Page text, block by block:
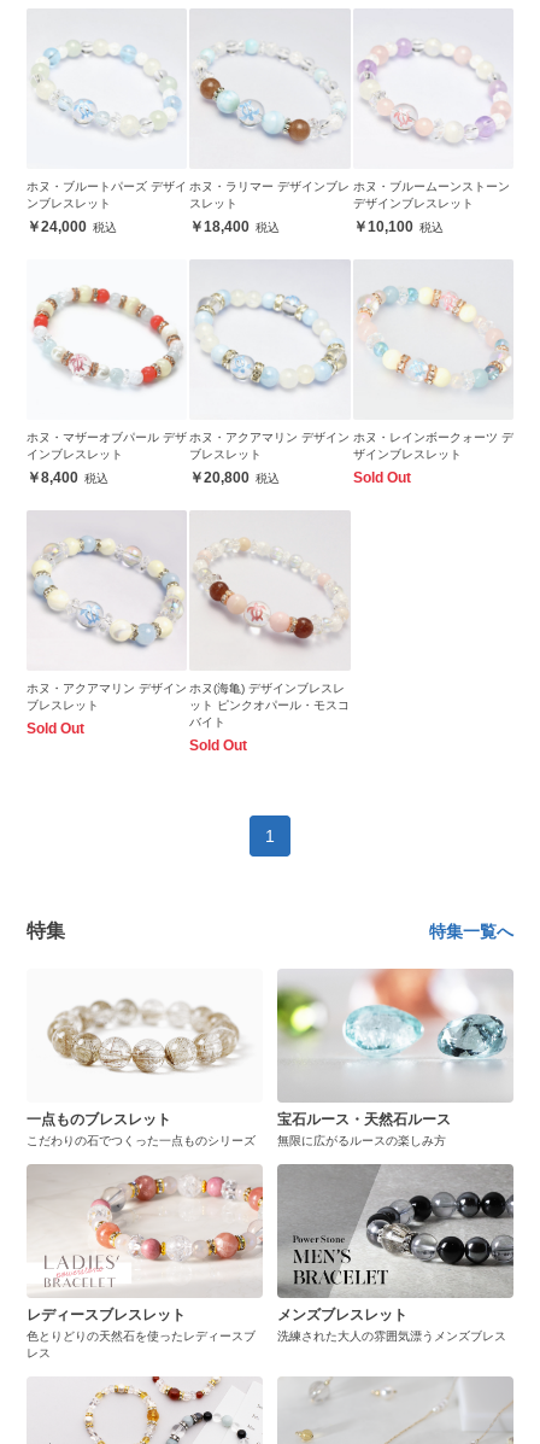
ホヌ・ブルートパーズ デザイ
ンブレスレット
24,000
ホヌ・ラリマー デザインブレ
スレット
18,400
ホヌ・ブルームーンストーン
デザインブレスレット
10,100
ホヌ・マザーオブパール デザ
インブレスレット
8,400
ホヌ・アクアマリン デザイン
ブレスレット
20,800
ホヌ・レインボークォーツ デ
ザインブレスレット
Sold Out
ホヌ・アクアマリン デザイン
ブレスレット
Sold Out
ホヌ(海亀) デザインブレスレ
ット ピンクオパール・モスコ
バイト
Sold Out
1
特集 特集一覧へ
一点ものブレスレット
こだわりの石でつくった一点ものシリーズ
宝石ルース・天然石ルース
無限に広がるルースの楽しみ方
レディースブレスレット
色とりどりの天然石を使ったレディースブ
レス
メンズブレスレット
洗練された大人の雰囲気漂うメンズブレス